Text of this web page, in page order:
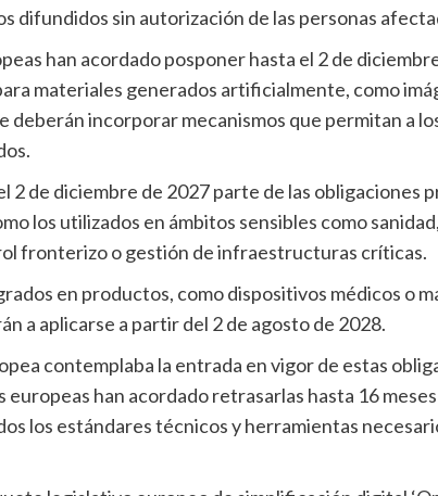
difundidos sin autorización de las personas
materiales generados artificialmente, como
deberán incorporar mecanismos que permitan a
los utilizados en ámbitos sensibles como
fronterizo o gestión de infraestructuras críticas.
a aplicarse a partir del 2 de agosto de 2028.
han acordado retrasarlas hasta 16
los estándares técnicos y herramientas